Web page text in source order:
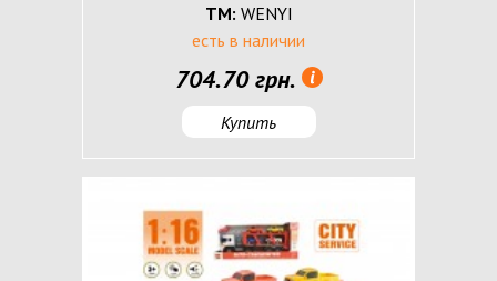
ТМ: WENYI
есть в наличии
704.70 грн.
Купить